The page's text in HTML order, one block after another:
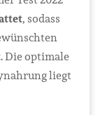
, sodass
. Die optimale
liegt